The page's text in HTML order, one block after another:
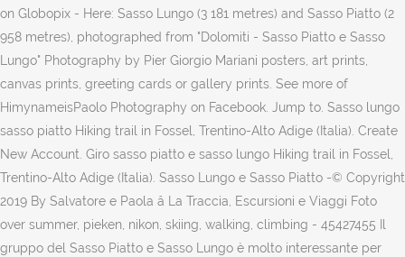
on Globopix - Here: Sasso Lungo (3 181 metres) and Sasso Piatto (2
958 metres), photographed from "Dolomiti - Sasso Piatto e Sasso
Lungo" Photography by Pier Giorgio Mariani posters, art prints,
canvas prints, greeting cards or gallery prints. See more of
HimynameisPaolo Photography on Facebook. Jump to. Sasso lungo
sasso piatto Hiking trail in Fossel, Trentino-Alto Adige (Italia). Create
New Account. Giro sasso piatto e sasso lungo Hiking trail in Fossel,
Trentino-Alto Adige (Italia). Sasso Lungo e Sasso Piatto -© Copyright
2019 By Salvatore e Paola â La Traccia, Escursioni e Viaggi Foto
over summer, pieken, nikon, skiing, walking, climbing - 45427455 Il
gruppo del Sasso Piatto e Sasso Lungo è molto interessante per